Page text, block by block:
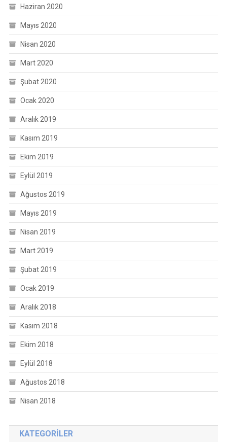
Haziran 2020
Mayıs 2020
Nisan 2020
Mart 2020
Şubat 2020
Ocak 2020
Aralık 2019
Kasım 2019
Ekim 2019
Eylül 2019
Ağustos 2019
Mayıs 2019
Nisan 2019
Mart 2019
Şubat 2019
Ocak 2019
Aralık 2018
Kasım 2018
Ekim 2018
Eylül 2018
Ağustos 2018
Nisan 2018
KATEGORILER